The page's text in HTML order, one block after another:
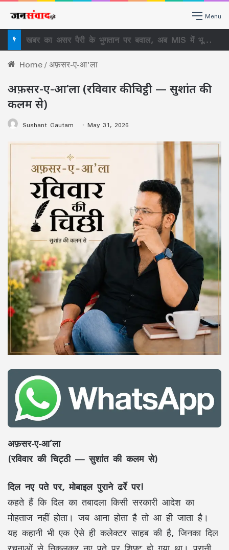
Menu
खबर का असर पैरी के भुगतान पर बवाल, अब MIS में भूचाल! प्रणव पाल हटे, 10 साल से अंगद की तरह पैर जमाए बैठे संजय भागवत की भी छुट्टी –
Home/अफ़सर-ए-आ'ला
अफ़सर-ए-आ’ला (रविवार की चिट्ठी — सुशांत की
कलम से)
Sushant Gautam May 31, 2026
अफ़सर-ए-आ’ला
(रविवार की चिट्ठी — सुशांत की कलम से)
दिल नए पते पर, मोबाइल पुराने ढर्रे पर!
कहते हैं कि दिल का तबादला किसी सरकारी आदेश का
मोहताज नहीं होता। जब आना होता है तो आ ही जाता है।
यह कहानी भी एक ऐसे ही कलेक्टर साहब की है, जिनका दिल